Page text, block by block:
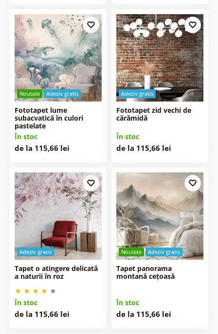
Noutate Adeziv gratis
Fototapet lume
subacvatică în culori
pastelate
În stoc
de la 115,66 lei
Adeziv gratis
Fototapet zid vechi de
cărămidă
În stoc
de la 115,66 lei
Adeziv gratis
Tapet o atingere delicată
a naturii în roz
În stoc
de la 115,66 lei
Noutate Adeziv gratis
Tapet panorama
montană cețoasă
În stoc
de la 115,66 lei